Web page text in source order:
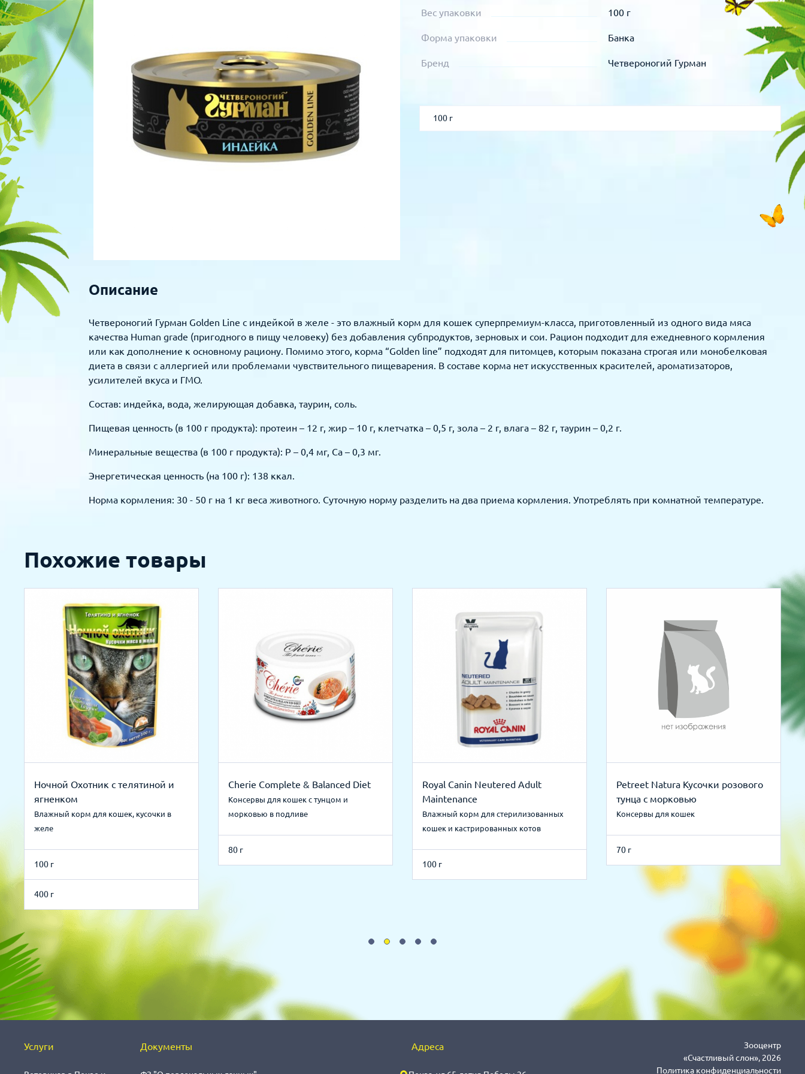
Для рыбок
Для рептилий Обследование
Лаборатория
Хирургия
Стоматология
Вес упаковки 100 г
Форма упаковки Банка
Бренд Четвероногий Гурман
100 г
Описание
Четвероногий Гурман Golden Line с индейкой в желе - это влажный корм для кошек суперпремиум-класса, приготовленный из одного вида мяса
качества Human grade (пригодного в пищу человеку) без добавления субпродуктов, зерновых и сои. Рацион подходит для ежедневного кормления
или как дополнение к основному рациону. Помимо этого, корма “Golden line” подходят для питомцев, которым показана строгая или монобелковая
диета в связи с аллергией или проблемами чувствительного пищеварения. В составе корма нет искусственных красителей, ароматизаторов,
усилителей вкуса и ГМО.
Состав: индейка, вода, желирующая добавка, таурин, соль.
Пищевая ценность (в 100 г продукта): протеин – 12 г, жир – 10 г, клетчатка – 0,5 г, зола – 2 г, влага – 82 г, таурин – 0,2 г.
Минеральные вещества (в 100 г продукта): P – 0,4 мг, Ca – 0,3 мг.
Энергетическая ценность (на 100 г): 138 ккал.
Норма кормления: 30 - 50 г на 1 кг веса животного. Суточную норму разделить на два приема кормления. Употреблять при комнатной температуре.
Похожие товары
Ночной Охотник с телятиной и
ягненком
Влажный корм для кошек, кусочки в
желе
100 г
400 г
Cherie Complete & Balanced Diet
Консервы для кошек с тунцом и
морковью в подливе
80 г
Royal Canin Neutered Adult
Maintenance
Влажный корм для стерилизованных
кошек и кастрированных котов
100 г
Petreet Natura Кусочки розового
тунца с морковью
Консервы для кошек
70 г
Услуги Документы Адреса
Зооцентр
«Счастливый слон», 2026
Политика конфиденциальности